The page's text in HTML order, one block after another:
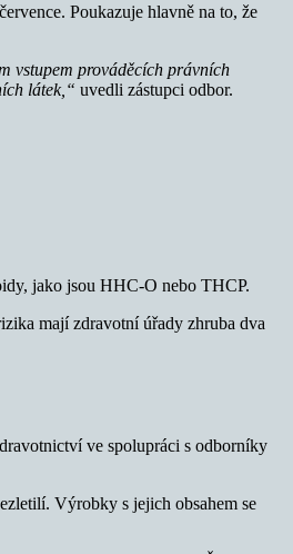
Poukazuje hlavně na to, že
vstupem prováděcích právních
látek,“ uvedli zástupci odbor.
jako jsou HHC-O nebo THCP.
mají zdravotní úřady zhruba dva
ve spolupráci s odborníky
Výrobky s jejich obsahem se